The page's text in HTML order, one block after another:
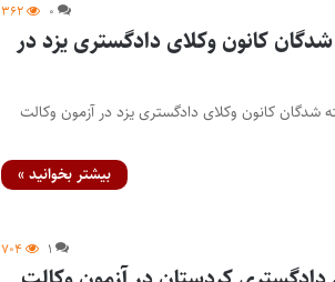
۰ ۳۶۲
کانون وکلای دادگستری یزد در
شدگان کانون وکلای دادگستری یزد در آزمون وکالت
بیشتر بخوانید »
۱ ۷۰۴